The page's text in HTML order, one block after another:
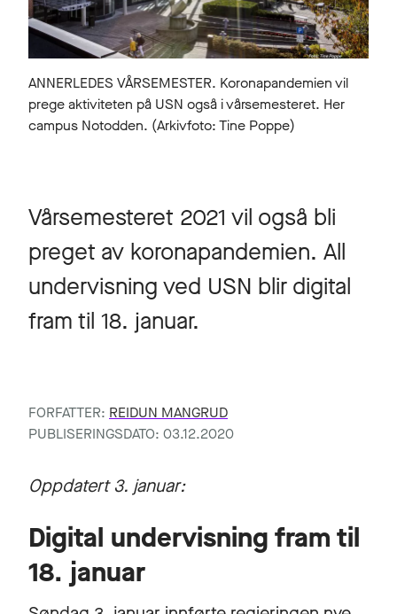
ANNERLEDES VÅRSEMESTER. Koronapandemien vil
prege aktiviteten på USN også i vårsemesteret. Her
campus Notodden. (Arkivfoto: Tine Poppe)
Vårsemesteret 2021 vil også bli
preget av koronapandemien. All
undervisning ved USN blir digital
fram til 18. januar.
FORFATTER: REIDUN MANGRUD
PUBLISERINGSDATO: 03.12.2020
Oppdatert 3. januar:
Digital undervisning fram til
18. januar